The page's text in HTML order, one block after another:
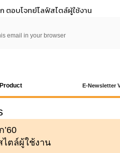
ตอบโจทย์ไลฟ์สไตล์ผู้ใช้งาน